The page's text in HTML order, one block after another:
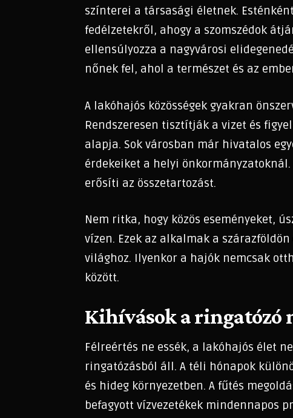
színterei a társasági életnek.
fedélzetekről, ahogy a szomszédok
ellensúlyozza a nagyvárosi
nőnek fel, ahol a természet és az
A lakóhajós közösségek gyakran
Rendszeresen tisztítják a vizet és
alapja. Sok városban már hivatalos
érdekeiket a helyi
erősíti az összetartozást.
Nem ritka, hogy közös eseményeket,
vízen. Ezek az alkalmak a
világhoz. Ilyenkor a hajók nemcsak
között.
Kihívások a ringatózó
Félreértés ne essék, a lakóhajós élet
ringatózásból áll. A téli hónapok
és hideg környezetben. A fűtés
befagyott vízvezetékek mindennapos